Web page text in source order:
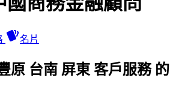
名片
原 台南 屏東 客戶服務 的